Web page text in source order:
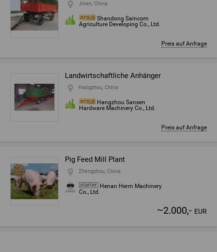
Jinan, China
Shandong Saincom
Agriculture Developing Co., Ltd.
Preis auf Anfrage
Landwirtschaftliche Anhänger
Hangzhou, China
Hangzhou Sansen
Hardware Machinery Co., Ltd.
Preis auf Anfrage
Pig Feed Mill Plant
Zhengzhou, China
Henan Herm Machinery
Co., Ltd.
~2.000,- EUR